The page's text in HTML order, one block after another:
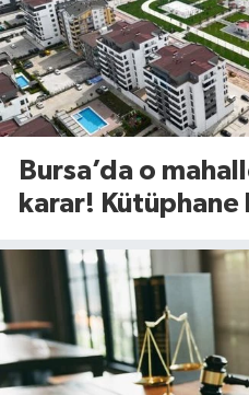
Bursa’da o
karar! Kütüphane